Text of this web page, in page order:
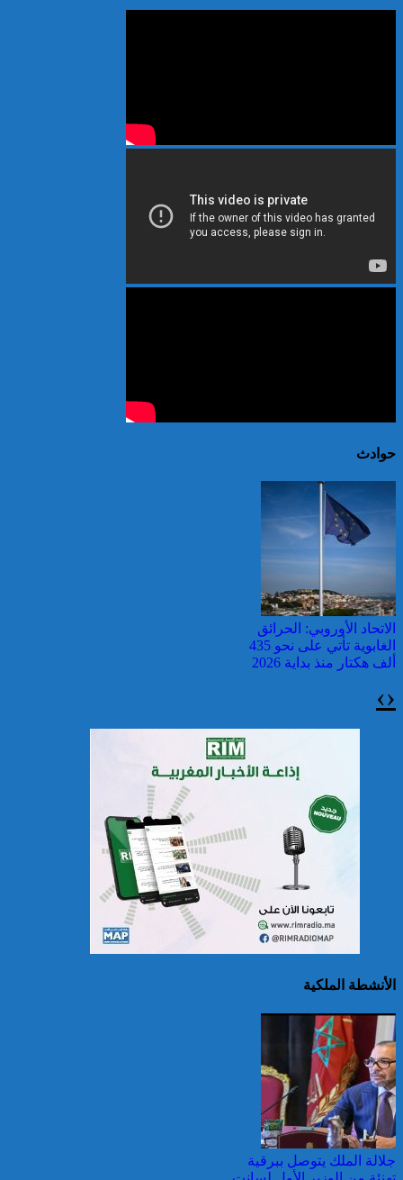
حوادث
الاتحاد الأوروبي: الحرائق
الغابوية تأتي على نحو 435
ألف هكتار منذ بداية 2026
سريلانكا: إغلاق بعض
المدارس في مناطق جبلية
الصين تصدر إنذارين
لمواجهة العواصف المطيرة
وطقس شديد الحمل
الحراري
‹
›
الأنشطة الملكية
جلالة الملك يتوصل ببرقية